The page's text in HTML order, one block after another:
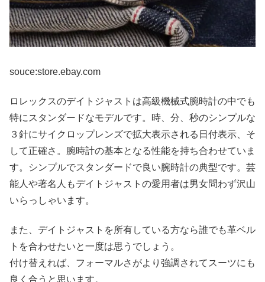
souce:store.ebay.com
ロレックスのデイトジャストは高級機械式腕時計の中でも
特にスタンダードなモデルです。時、分、秒のシンプルな
３針にサイクロップレンズで拡大表示される日付表示、そ
して正確さ。腕時計の基本となる性能を持ち合わせていま
す。シンプルでスタンダードで良い腕時計の典型です。芸
能人や著名人もデイトジャストの愛用者は男女問わず沢山
いらっしゃいます。
また、デイトジャストを所有している方なら誰でも革ベル
トを合わせたいと一度は思うでしょう。
付け替えれば、フォーマルさがより強調されてスーツにも
良く合うと思います。